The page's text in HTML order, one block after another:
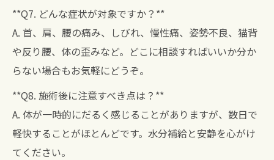
**Q7. どんな症状が対象ですか？**
A. 首、肩、腰の痛み、しびれ、慢性痛、姿勢不良、猫背
や反り腰、体の歪みなど。どこに相談すればいいか分か
らない場合もお気軽にどうぞ。
**Q8. 施術後に注意すべき点は？**
A. 体が一時的にだるく感じることがありますが、数日で
軽快することがほとんどです。水分補給と安静を心がけ
てください。